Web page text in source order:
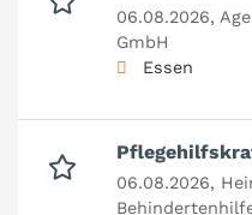
06.08.2026,
GmbH
Essen
06.08.2026,